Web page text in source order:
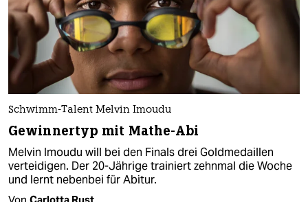
Schwimm-Talent Melvin Imoudu
Gewinnertyp mit Mathe-Abi
Melvin Imoudu will bei den Finals drei Goldmedaillen
verteidigen. Der 20-Jährige trainiert zehnmal die Woche
und lernt nebenbei für Abitur.